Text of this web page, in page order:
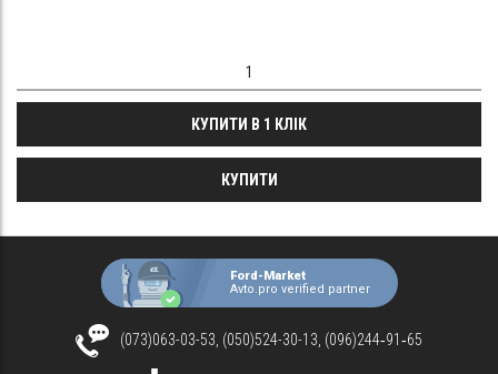
КУПИТИ В 1 КЛІК
КУПИТИ
Ford-Market
Avto.pro verified partner
(073)063-03-53, (050)524-30-13, (096)244‑91‑65